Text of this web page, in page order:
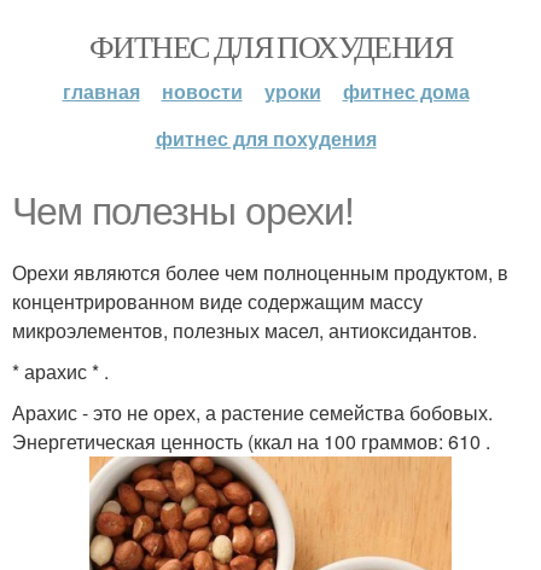
ФИТНЕС ДЛЯ ПОХУДЕНИЯ
главная новости уроки
фитнес дома
фитнес для похудения
Чем полезны орехи!
Орехи являются более чем полноценным продуктом, в
концентрированном виде содержащим массу
микроэлементов, полезных масел, антиоксидантов.
* арахис * .
Арахис - это не орех, а растение семейства бобовых.
Энергетическая ценность (ккал на 100 граммов: 610 .